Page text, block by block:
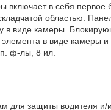
включает в себя
областью.
виде камеры.
в виде камеры
ф-лы, 8 ил.
для защиты водителя